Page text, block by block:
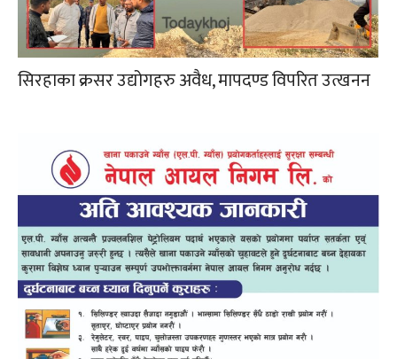
सिरहाका क्रसर उद्योगहरु अवैध, मापदण्ड विपरित उत्खनन